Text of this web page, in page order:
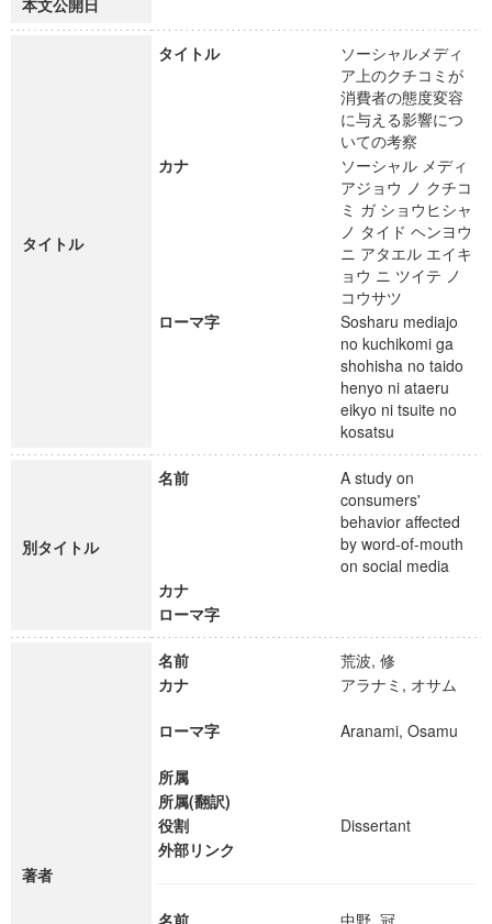
本文公開日
タイトル
タイトル
ソーシャルメディ
ア上のクチコミが
消費者の態度変容
に与える影響につ
いての考察
カナ
ソーシャル メディ
アジョウ ノ クチコ
ミ ガ ショウヒシャ
ノ タイド ヘンヨウ
ニ アタエル エイキ
ョウ ニ ツイテ ノ
コウサツ
ローマ字
Sosharu mediajo
no kuchikomi ga
shohisha no taido
henyo ni ataeru
eikyo ni tsuite no
kosatsu
別タイトル
名前
A study on
consumers'
behavior affected
by word-of-mouth
on social media
カナ
ローマ字
著者
名前
荒波, 修
カナ
アラナミ, オサム
ローマ字 Aranami, Osamu
所属
所属(翻訳)
役割
Dissertant
外部リンク
名前
中野, 冠